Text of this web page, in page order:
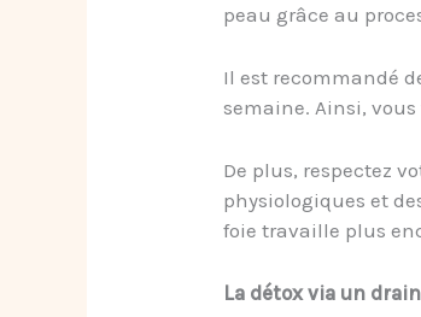
peau grâce au
Il est recommandé
semaine. Ainsi,
De plus, respectez
physiologiques et
foie travaille plus
La détox via un